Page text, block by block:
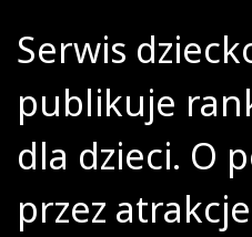
Serwis
publikuje
dla dzieci. O
przez